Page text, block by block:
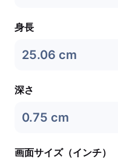
身長
25.06 cm
深さ
0.75 cm
画面サイズ（インチ）